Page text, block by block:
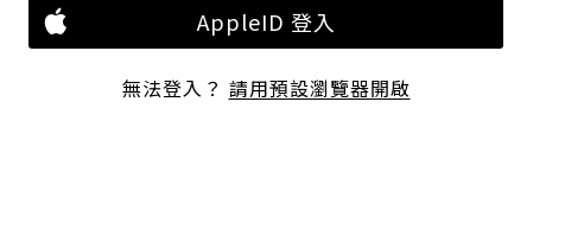
AppleID 登入
無法登入？ 請用預設瀏覽器開啟